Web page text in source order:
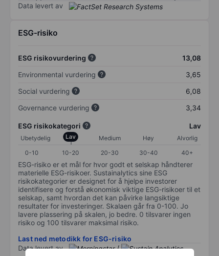
Data levert av
ESG-risiko
ESG risikovurdering
13,08
Environmental vurdering
3,65
Social vurdering
6,08
Governance vurdering
3,34
ESG risikokategori Lav
Ubetydelig Lav Medium Høy
Alvorlig
0-10
10-20 20-30 30-40 40+
ESG-risiko er et mål for hvor godt et selskap håndterer
materielle ESG-risikoer. Sustainalytics sine ESG
risikokategorier er designet for å hjelpe investorer
identifisere og forstå økonomisk viktige ESG-risikoer til et
selskap, samt hvordan det kan påvirke langsiktige
resultater for investeringer. Skalaen går fra 0-100. Jo
lavere plassering på skalen, jo bedre. 0 tilsvarer ingen
risiko og 100 tilsvarer maksimal risiko.
Last ned metodikk for ESG-risiko
Data levert av
/